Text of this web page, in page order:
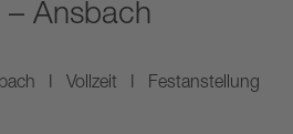
– Ansbach
I Vollzeit I Festanstellung